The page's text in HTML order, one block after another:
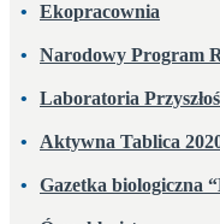
Ekopracownia
Narodowy Program
Laboratoria
Aktywna Tablica
Gazetka biologiczna